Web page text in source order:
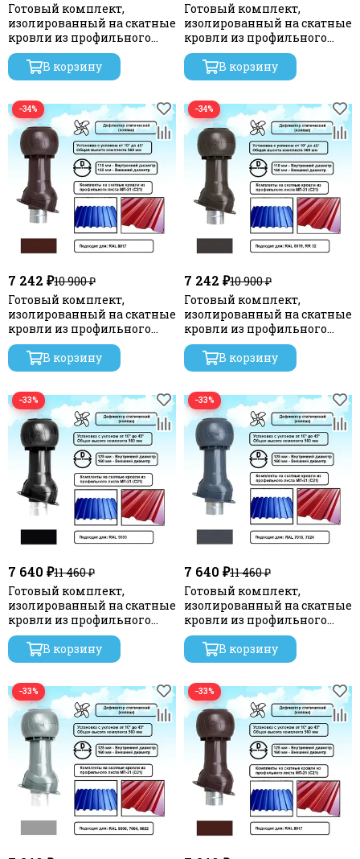
Готовый комплект,
изолированный на скатные
кровли из профильного
листа МП-21 (С21) d 110/160
мм, цвет черный RAL 9005,
серия Static
В корзину
Готовый комплект,
изолированный на скатные
кровли из профильного
листа МП-21 (С21) d 110/160
мм, цвет серый графит RAL
7024, серия Static
В корзину
−34%
7 242 ₽10 900 ₽
Готовый комплект,
изолированный на скатные
кровли из профильного
листа МП-21 (С21) d 110/160
мм, цвет коричневый RAL
8017, серия Static
В корзину
−34%
7 242 ₽10 900 ₽
Готовый комплект,
изолированный на скатные
кровли из профильного
листа МП-21 (С21) d 110/160
мм, цвет темно-
коричневый RAL 8019, RR 32,
В корзину
−33%
7 640 ₽11 460 ₽
Готовый комплект,
изолированный на скатные
кровли из профильного
листа МП-21 (С21) d 125/160
мм, цвет черный RAL 9005,
серия Static
В корзину
−33%
7 640 ₽11 460 ₽
Готовый комплект,
изолированный на скатные
кровли из профильного
листа МП-21 (С21) d 125/160
мм, цвет серый графит RAL
7024, серия Static
В корзину
−33% −33%